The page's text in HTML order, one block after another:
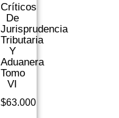
Críticos
De
Jurisprudencia
Tributaria
Y
Aduanera
Tomo
VI
$63.000